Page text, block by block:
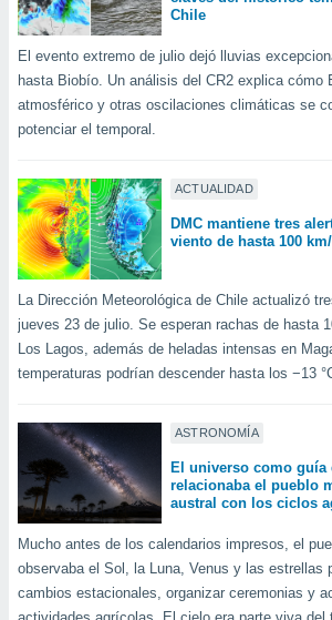
Chile
El evento extremo de julio dejó lluvias
hasta Biobío. Un análisis del CR2 explica cómo
atmosférico y otras oscilaciones climáticas se
potenciar el temporal.
ACTUALIDAD
DMC mantiene tres
viento de hasta 100
La Dirección Meteorológica de Chile actualizó
jueves 23 de julio. Se esperan rachas de hasta
Los Lagos, además de heladas intensas en
temperaturas podrían descender hasta los −13
ASTRONOMÍA
El universo como guía
relacionaba el pueblo
austral con los ciclos
Mucho antes de los calendarios impresos, el
observaba el Sol, la Luna, Venus y las estrellas
cambios estacionales, organizar ceremonias y